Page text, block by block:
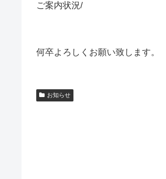
ご案内状況/
何卒よろしくお願い致します。
お知らせ